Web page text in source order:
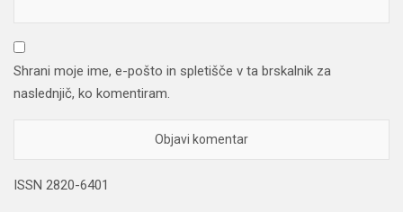
Shrani moje ime, e-pošto in spletišče v ta brskalnik za
naslednjič, ko komentiram.
ISSN 2820-6401